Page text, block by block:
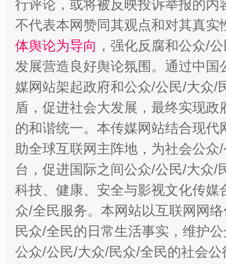
行评论，或将被反映投诉举报的
不代表本网赞同其观点和对其真实
体舆论为导向 ，强化反腐和公众/
发展营造良好舆论氛围。通过中
媒网站架起政府和公众/公民/大众/
盾，促进社会大发展，最终实现
的和谐统一。本传媒网站结合现
助全球互联网主阵地，为社会公
台，促进国际之间公众/公民/大众/
科技、健康、安全与影视文化传
众/全民服务。本网站以互联网网
民众/全民的日常生活事实，维护
公众/公民/大众/民众/全民的社会公